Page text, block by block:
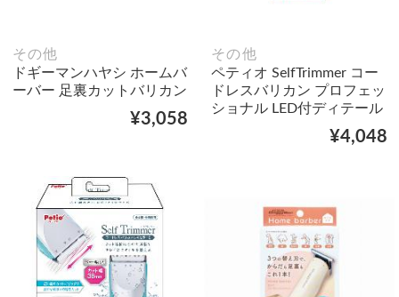
その他
ドギーマンハヤシ ホームバ
ーバー 足裏カットバリカン
¥3,058
その他
ペティオ SelfTrimmer コー
ドレスバリカン プロフェッ
ショナル LED付ディテール
¥4,048